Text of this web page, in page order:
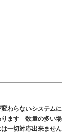
わらないシステム
ます 数量の多い場
一切対応出来ません